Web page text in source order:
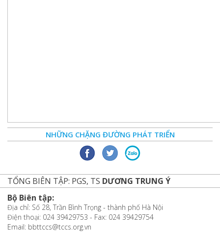
NHỮNG CHẶNG ĐƯỜNG PHÁT TRIỂN
TỔNG BIÊN TẬP: PGS, TS DƯƠNG TRUNG Ý
Bộ Biên tập:
Địa chỉ: Số 28, Trần Bình Trọng - thành phố Hà Nội
Điện thoại: 024 39429753 - Fax: 024 39429754
Email: bbttccs@tccs.org.vn